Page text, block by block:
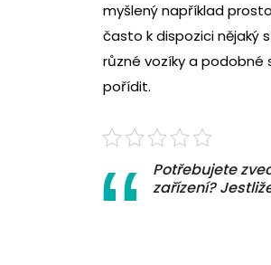
myšlený například
často k dispozici nějaký
různé vozíky a
pořídit.
Potřebujete
zařízení?